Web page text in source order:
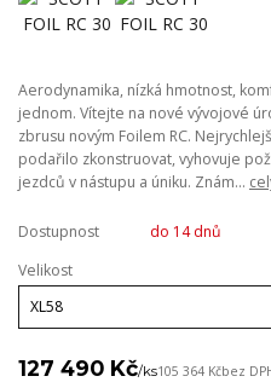
Aerodynamika, nízká hmotnost,
jednom. Vítejte na nové vývojové
zbrusu novým Foilem RC.
podařilo zkonstruovat, vyhovuje
jezdců v nástupu a úniku. Znám...
Dostupnost
do 14 dnů
Velikost
127 490 Kč/ks105 364 Kčbez